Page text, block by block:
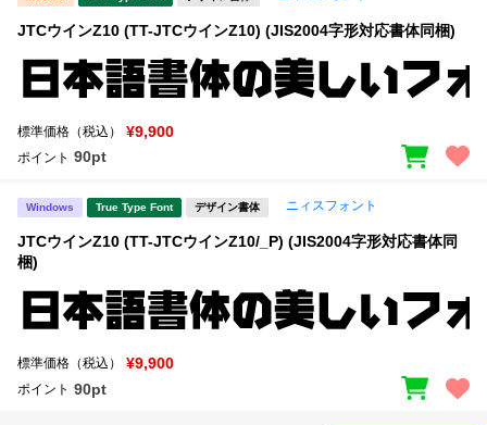
JTCウインZ10 (TT-JTCウインZ10) (JIS2004字形対応書体同梱)
標準価格（税込） ¥9,900
ポイント 90pt
Windows True Type Font デザイン書体 ニィスフォント
JTCウインZ10 (TT-JTCウインZ10/_P) (JIS2004字形対応書体同
梱)
標準価格（税込） ¥9,900
ポイント 90pt